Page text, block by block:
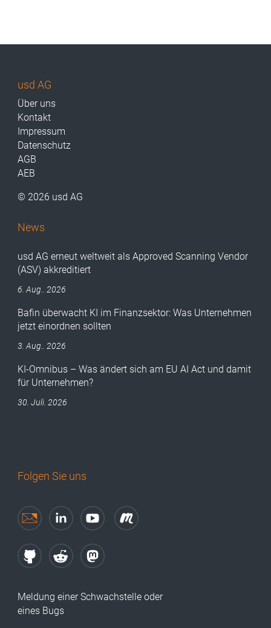
usd AG
Über uns
Kontakt
Impressum
Datenschutz
AGB
AEB
© 2026 usd AG
News
usd AG erneut weltweit als Approved Scanning Vendor
(ASV) akkreditiert
6. Aug.. 2026
Bafin überwacht KI im Finanzsektor: Was Unternehmen
jetzt einordnen sollten
3. Aug.. 2026
KI-Omnibus – Was ändert sich am EU AI Act und damit
für Unternehmen?
30. Juli. 2026
Folgen Sie uns
Meldung einer Schwachstelle oder
eines Bugs